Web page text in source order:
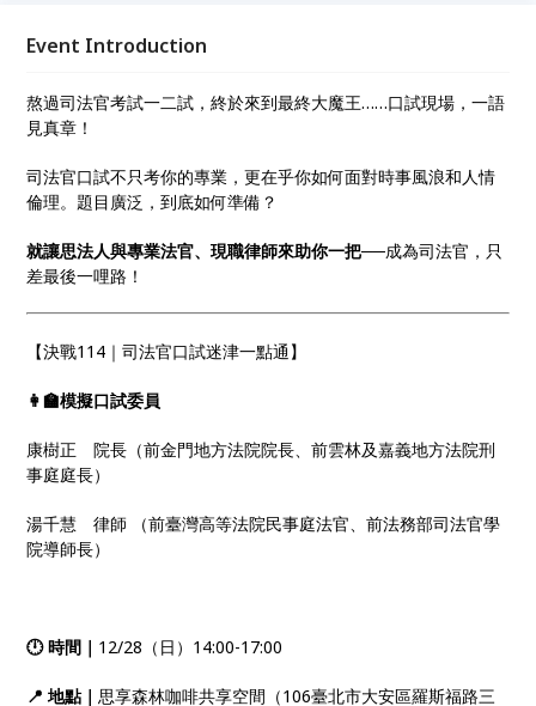
Event Introduction
熬過司法官考試一二試，終於來到最終大魔王……口試現場，一語
見真章！
司法官口試不只考你的專業，更在乎你如何面對時事風浪和人情
倫理。題目廣泛，到底如何準備？
就讓思法人與專業法官、現職律師來助你一把──成為司法官，只
差最後一哩路！
【決戰114｜司法官口試迷津一點通】
👩‍🏫模擬口試委員
康樹正 院長（前金門地方法院院長、前雲林及嘉義地方法院刑
事庭庭長）
湯千慧 律師 （前臺灣高等法院民事庭法官、前法務部司法官學
院導師長）
🕛 時間｜ 12/28（日）14:00-17:00
📍 地點｜思享森林咖啡共享空間（106臺北市大安區羅斯福路三